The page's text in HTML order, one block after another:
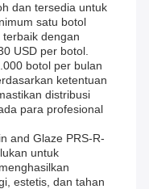
dan tersedia untuk
satu botol
dengan
USD per botol.
botol per bulan
ketentuan
distribusi
para profesional
and Glaze PRS-R-
untuk
estetis, dan tahan